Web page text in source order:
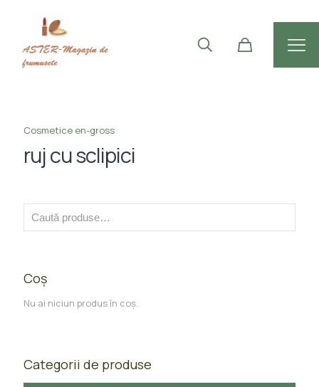
Cosmetice en-gross
ruj cu sclipici
Coș
Nu ai niciun produs în coș.
Categorii de produse